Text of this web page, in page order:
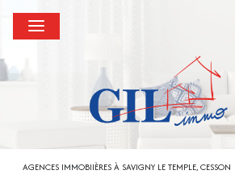
AGENCES IMMOBIIÈRES À SAVIGNY LE TEMPLE, CESSON